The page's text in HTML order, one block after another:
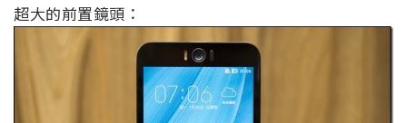
超大的前置鏡頭：